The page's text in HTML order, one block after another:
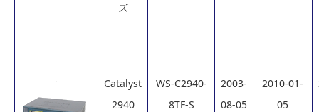
ズ
Catalyst
2940
WS-C2940-
8TF-S
2003-
08-05
2010-01-
05